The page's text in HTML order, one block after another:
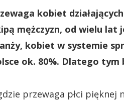
kobiet
mężczyzn, od wielu lat
kobiet w systemie
ok. 80%. Dlatego
przewaga płci pięknej